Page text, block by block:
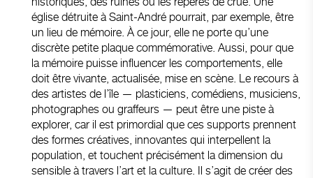
église détruite à Saint-André pourrait, par exemple, être
un lieu de mémoire. À ce jour, elle ne porte qu’une
discrète petite plaque commémorative. Aussi, pour que
la mémoire puisse influencer les comportements, elle
doit être vivante, actualisée, mise en scène. Le recours à
des artistes de l’île — plasticiens, comédiens, musiciens,
photographes ou graffeurs — peut être une piste à
explorer, car il est primordial que ces supports prennent
des formes créatives, innovantes qui interpellent la
population, et touchent précisément la dimension du
sensible à travers l’art et la culture. Il s’agit de créer des